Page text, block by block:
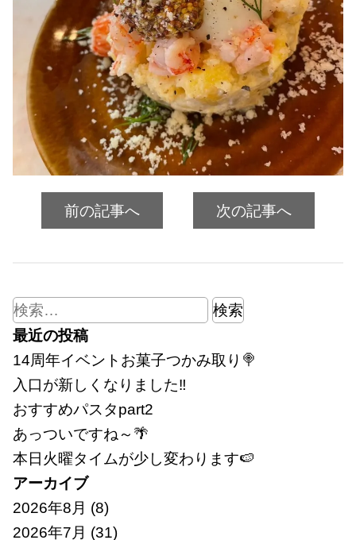
前の記事へ 次の記事へ
検
索:
最近の投稿
14周年イベントお菓子つかみ取り🍭
入口が新しくなりました‼
おすすめパスタpart2
あっついですね～🌴
本日火曜タイムが少し変わります🍉
アーカイブ
2026年8月 (8)
2026年7月 (31)